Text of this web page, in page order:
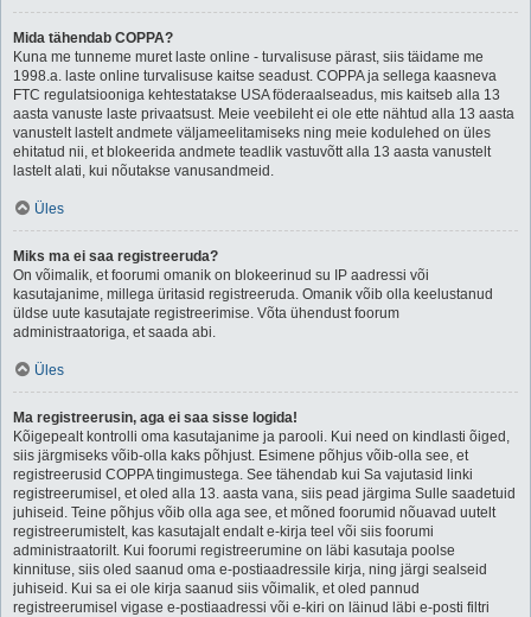
Mida tähendab COPPA?
Kuna me tunneme muret laste online - turvalisuse pärast, siis täidame me
1998.a. laste online turvalisuse kaitse seadust. COPPA ja sellega kaasneva
FTC regulatsiooniga kehtestatakse USA föderaalseadus, mis kaitseb alla 13
aasta vanuste laste privaatsust. Meie veebileht ei ole ette nähtud alla 13 aasta
vanustelt lastelt andmete väljameelitamiseks ning meie kodulehed on üles
ehitatud nii, et blokeerida andmete teadlik vastuvõtt alla 13 aasta vanustelt
lastelt alati, kui nõutakse vanusandmeid.
Üles
Miks ma ei saa registreeruda?
On võimalik, et foorumi omanik on blokeerinud su IP aadressi või
kasutajanime, millega üritasid registreeruda. Omanik võib olla keelustanud
üldse uute kasutajate registreerimise. Võta ühendust foorum
administraatoriga, et saada abi.
Üles
Ma registreerusin, aga ei saa sisse logida!
Kõigepealt kontrolli oma kasutajanime ja parooli. Kui need on kindlasti õiged,
siis järgmiseks võib-olla kaks põhjust. Esimene põhjus võib-olla see, et
registreerusid COPPA tingimustega. See tähendab kui Sa vajutasid linki
registreerumisel, et oled alla 13. aasta vana, siis pead järgima Sulle saadetuid
juhiseid. Teine põhjus võib olla aga see, et mõned foorumid nõuavad uutelt
registreerumistelt, kas kasutajalt endalt e-kirja teel või siis foorumi
administraatorilt. Kui foorumi registreerumine on läbi kasutaja poolse
kinnituse, siis oled saanud oma e-postiaadressile kirja, ning järgi sealseid
juhiseid. Kui sa ei ole kirja saanud siis võimalik, et oled pannud
registreerumisel vigase e-postiaadressi või e-kiri on läinud läbi e-posti filtri